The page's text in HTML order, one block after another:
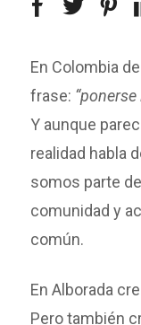
En Colombia
frase:
Y aunque
realidad habla
somos parte
comunidad y
común.
En Alborada
Pero también